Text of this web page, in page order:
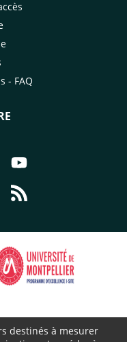
- FAQ
Nous suivre sur
la page Nous suivre sur
à la page Nous
Aller à la page
Nous suivre sur
la page Nourrir le
à la page Nous
destinés à mesurer